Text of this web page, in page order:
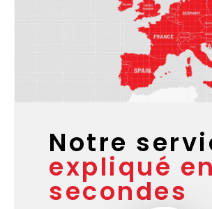
Notre
expliqué
secondes